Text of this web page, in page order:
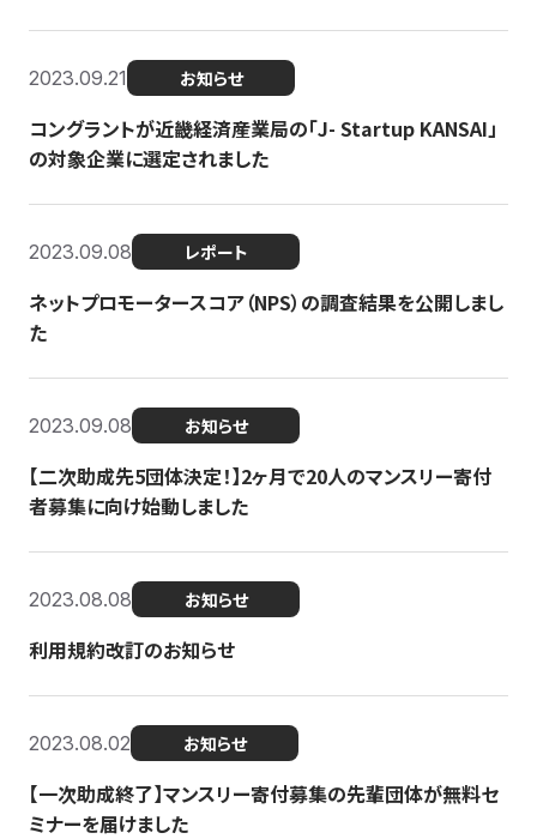
2023.09.21 お知らせ
コングラントが近畿経済産業局の「J- Startup KANSAI」
の対象企業に選定されました
2023.09.08 レポート
ネットプロモータースコア（NPS）の調査結果を公開しまし
た
2023.09.08 お知らせ
【二次助成先5団体決定！】2ヶ月で20人のマンスリー寄付
者募集に向け始動しました
2023.08.08 お知らせ
利用規約改訂のお知らせ
2023.08.02 お知らせ
【一次助成終了】マンスリー寄付募集の先輩団体が無料セ
ミナーを届けました